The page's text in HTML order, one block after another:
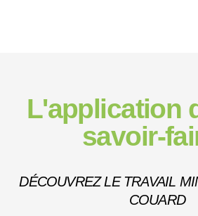
L'application
savoir-
DÉCOUVREZ LE TRAVAIL
COUARD